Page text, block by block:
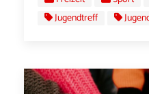
Jugendtreff